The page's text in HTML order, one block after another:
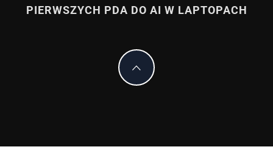
PIERWSZYCH PDA DO AI W LAPTOPACH